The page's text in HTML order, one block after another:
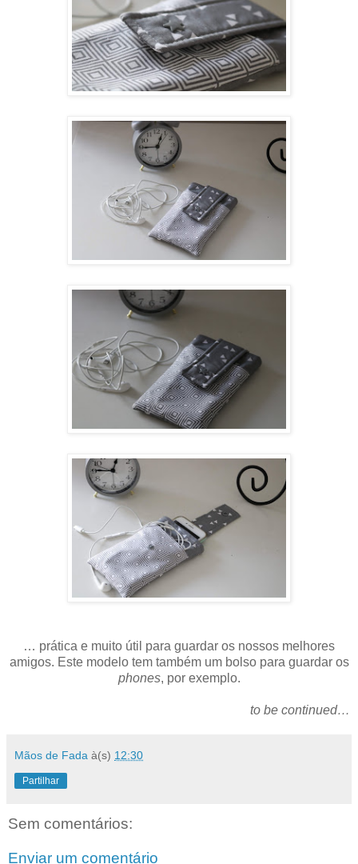
… prática e muito útil para guardar os nossos melhores
amigos. Este modelo tem também um bolso para guardar os
phones, por exemplo.
to be continued…
Mãos de Fada à(s) 12:30
Partilhar
Sem comentários:
Enviar um comentário